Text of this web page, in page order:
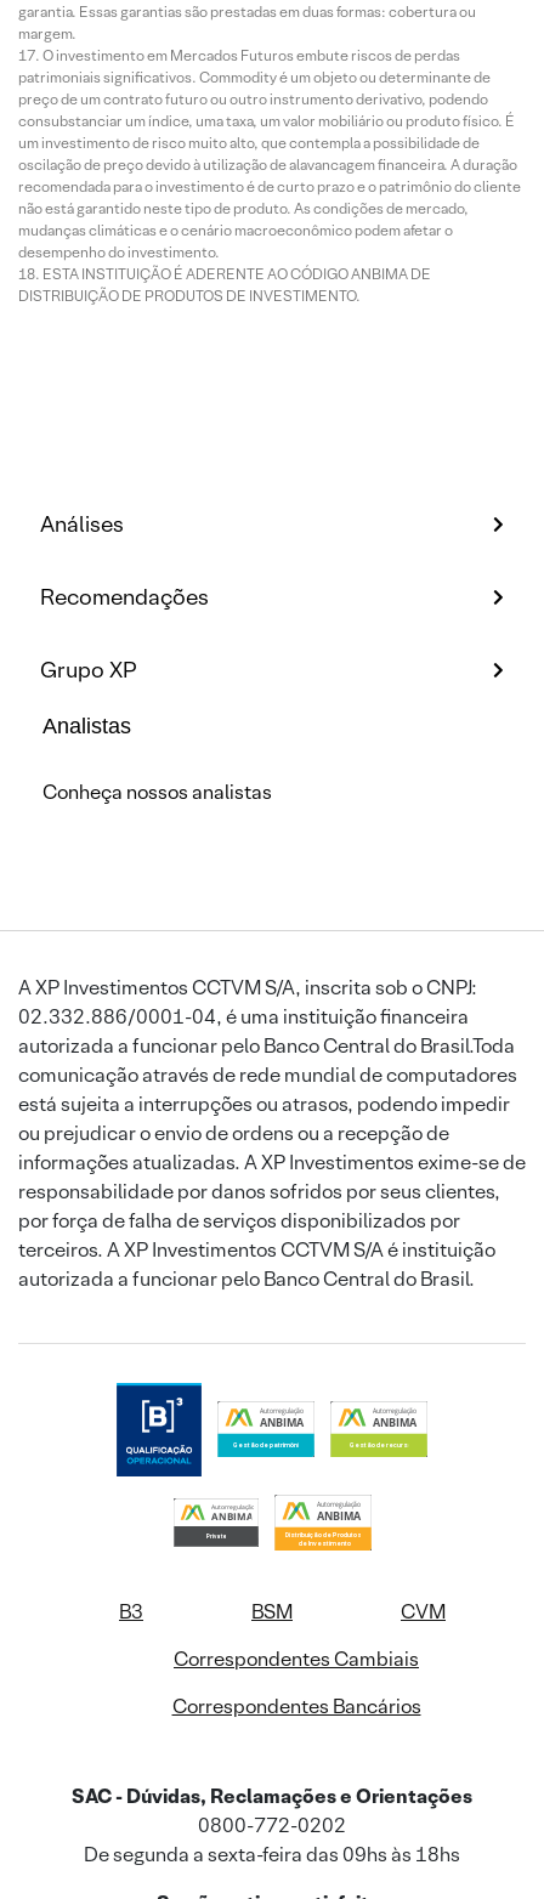
garantia. Essas garantias são prestadas em duas formas: cobertura ou
margem.
O investimento em Mercados Futuros embute riscos de perdas
patrimoniais significativos. Commodity é um objeto ou determinante de
preço de um contrato futuro ou outro instrumento derivativo, podendo
consubstanciar um índice, uma taxa, um valor mobiliário ou produto físico. É
um investimento de risco muito alto, que contempla a possibilidade de
oscilação de preço devido à utilização de alavancagem financeira. A duração
recomendada para o investimento é de curto prazo e o patrimônio do cliente
não está garantido neste tipo de produto. As condições de mercado,
mudanças climáticas e o cenário macroeconômico podem afetar o
desempenho do investimento.
ESTA INSTITUIÇÃO É ADERENTE AO CÓDIGO ANBIMA DE
DISTRIBUIÇÃO DE PRODUTOS DE INVESTIMENTO.
Análises
Recomendações
Grupo XP
Analistas
Conheça nossos analistas
A XP Investimentos CCTVM S/A, inscrita sob o CNPJ:
02.332.886/0001-04, é uma instituição financeira
autorizada a funcionar pelo Banco Central do Brasil.Toda
comunicação através de rede mundial de computadores
está sujeita a interrupções ou atrasos, podendo impedir
ou prejudicar o envio de ordens ou a recepção de
informações atualizadas. A XP Investimentos exime-se de
responsabilidade por danos sofridos por seus clientes,
por força de falha de serviços disponibilizados por
terceiros. A XP Investimentos CCTVM S/A é instituição
autorizada a funcionar pelo Banco Central do Brasil.
B3 BSM
CVM
Correspondentes Cambiais
Correspondentes Bancários
SAC - Dúvidas, Reclamações e Orientações
0800-772-0202
De segunda a sexta-feira das 09hs às 18hs